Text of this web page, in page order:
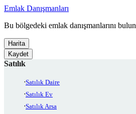
Emlak Danışmanları
Bu bölgedeki emlak danışmanlarını bulun
Harita
Kaydet
Satılık
Satılık Daire
Satılık Ev
Satılık Arsa